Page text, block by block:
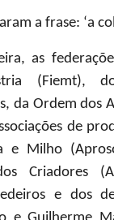
a frase: ‘a
as
(Fiemt),
da Ordem dos
de
e Milho
Criadores
e dos